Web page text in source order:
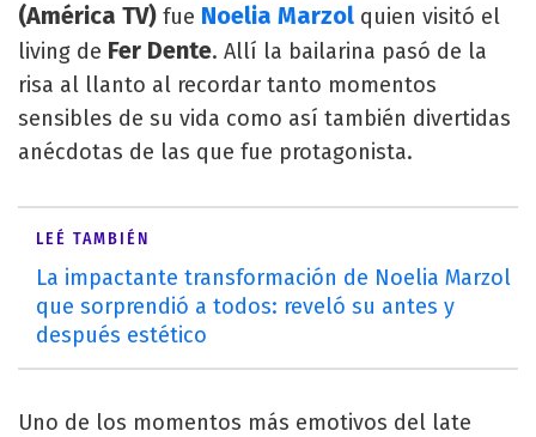
(América TV) fue Noelia Marzol quien visitó el
living de Fer Dente. Allí la bailarina pasó de la
risa al llanto al recordar tanto momentos
sensibles de su vida como así también divertidas
anécdotas de las que fue protagonista.
LEÉ TAMBIÉN
La impactante transformación de Noelia Marzol
que sorprendió a todos: reveló su antes y
después estético
Uno de los momentos más emotivos del late